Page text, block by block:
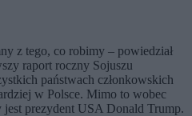
z tego, co robimy – powiedział
raport roczny Sojuszu
państwach członkowskich
w Polsce. Mimo to wobec
jest prezydent USA Donald Trump.